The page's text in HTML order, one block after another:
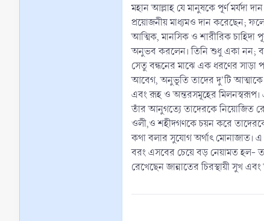
মহান আল্লাহ যে মানুষকে পূর্ণ মর্যদা
প্রয়োজনীয় মাধ্যমও দান করেছেন;
আত্মিক, মানসিক ও শারীরিক চাহিদা
অনুভব করলেন। তিনি শুধু একা নন;
সেতু বন্ধনের মাঝে এক ধরণের সাড়া
আবেগ, অনুভূতি তাদের দু'টি আত্মাকে
এবং রূহ ও অন্তরসমূহের মিলনস্বরূপ।
তাঁর আনুগত্যে তাদেরকে নিয়োজিত
ওলী,ও শহীদগণকে চয়ন করে
কথা বলার সুযোগ অর্থাৎ মোনাজাত।
বরং এসবের চেয়ে বড় নেয়ামত হল-
রেখেছেন জান্নাতের চিরস্থায়ী সুখ